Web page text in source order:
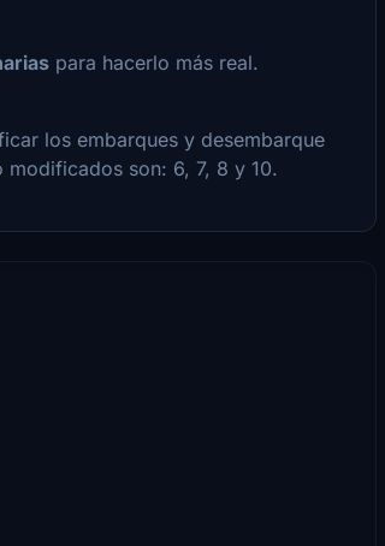
para hacerlo más real.
los embarques y desembarque
son: 6, 7, 8 y 10.